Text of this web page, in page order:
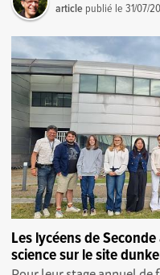
article publié le31/07/
Les lycéens de
science sur le site